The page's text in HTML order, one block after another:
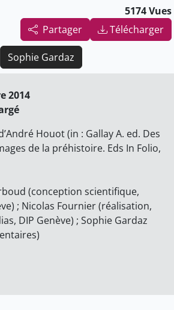
5174 Vues
Partager
Télécharger
Sophie Gardaz
2014
Houot (in : Gallay A. ed. Des
de la préhistoire. Eds In Folio,
(conception scientifique,
; Nicolas Fournier (réalisation,
DIP Genève) ; Sophie Gardaz